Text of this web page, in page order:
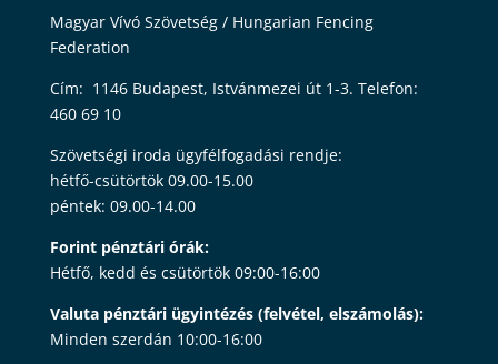
Magyar Vívó Szövetség / Hungarian Fencing
Federation
Cím: 1146 Budapest, Istvánmezei út 1-3. Telefon:
460 69 10
Szövetségi iroda ügyfélfogadási rendje:
hétfő-csütörtök 09.00-15.00
péntek: 09.00-14.00
Forint pénztári órák:
Hétfő, kedd és csütörtök 09:00-16:00
Valuta pénztári ügyintézés (felvétel, elszámolás):
Minden szerdán 10:00-16:00